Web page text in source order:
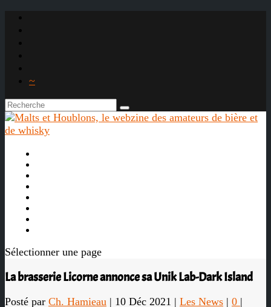
~
Sélectionner une page
La brasserie Licorne annonce sa Unik Lab-Dark Island
Posté par Ch. Hamieau | 10 Déc 2021 | Les News | 0 |